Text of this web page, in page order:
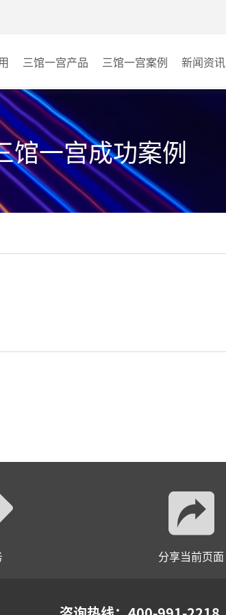
三馆一宫产品
AI智慧视频会议系统
AI智慧会议平板
视频会议配件
AI智慧会议平板itchub
三馆一宫案例
博物馆
图书馆
青少年宫
新闻资讯
馆一宫成功案例
分享当前页面